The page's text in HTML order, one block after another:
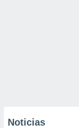
Noticias